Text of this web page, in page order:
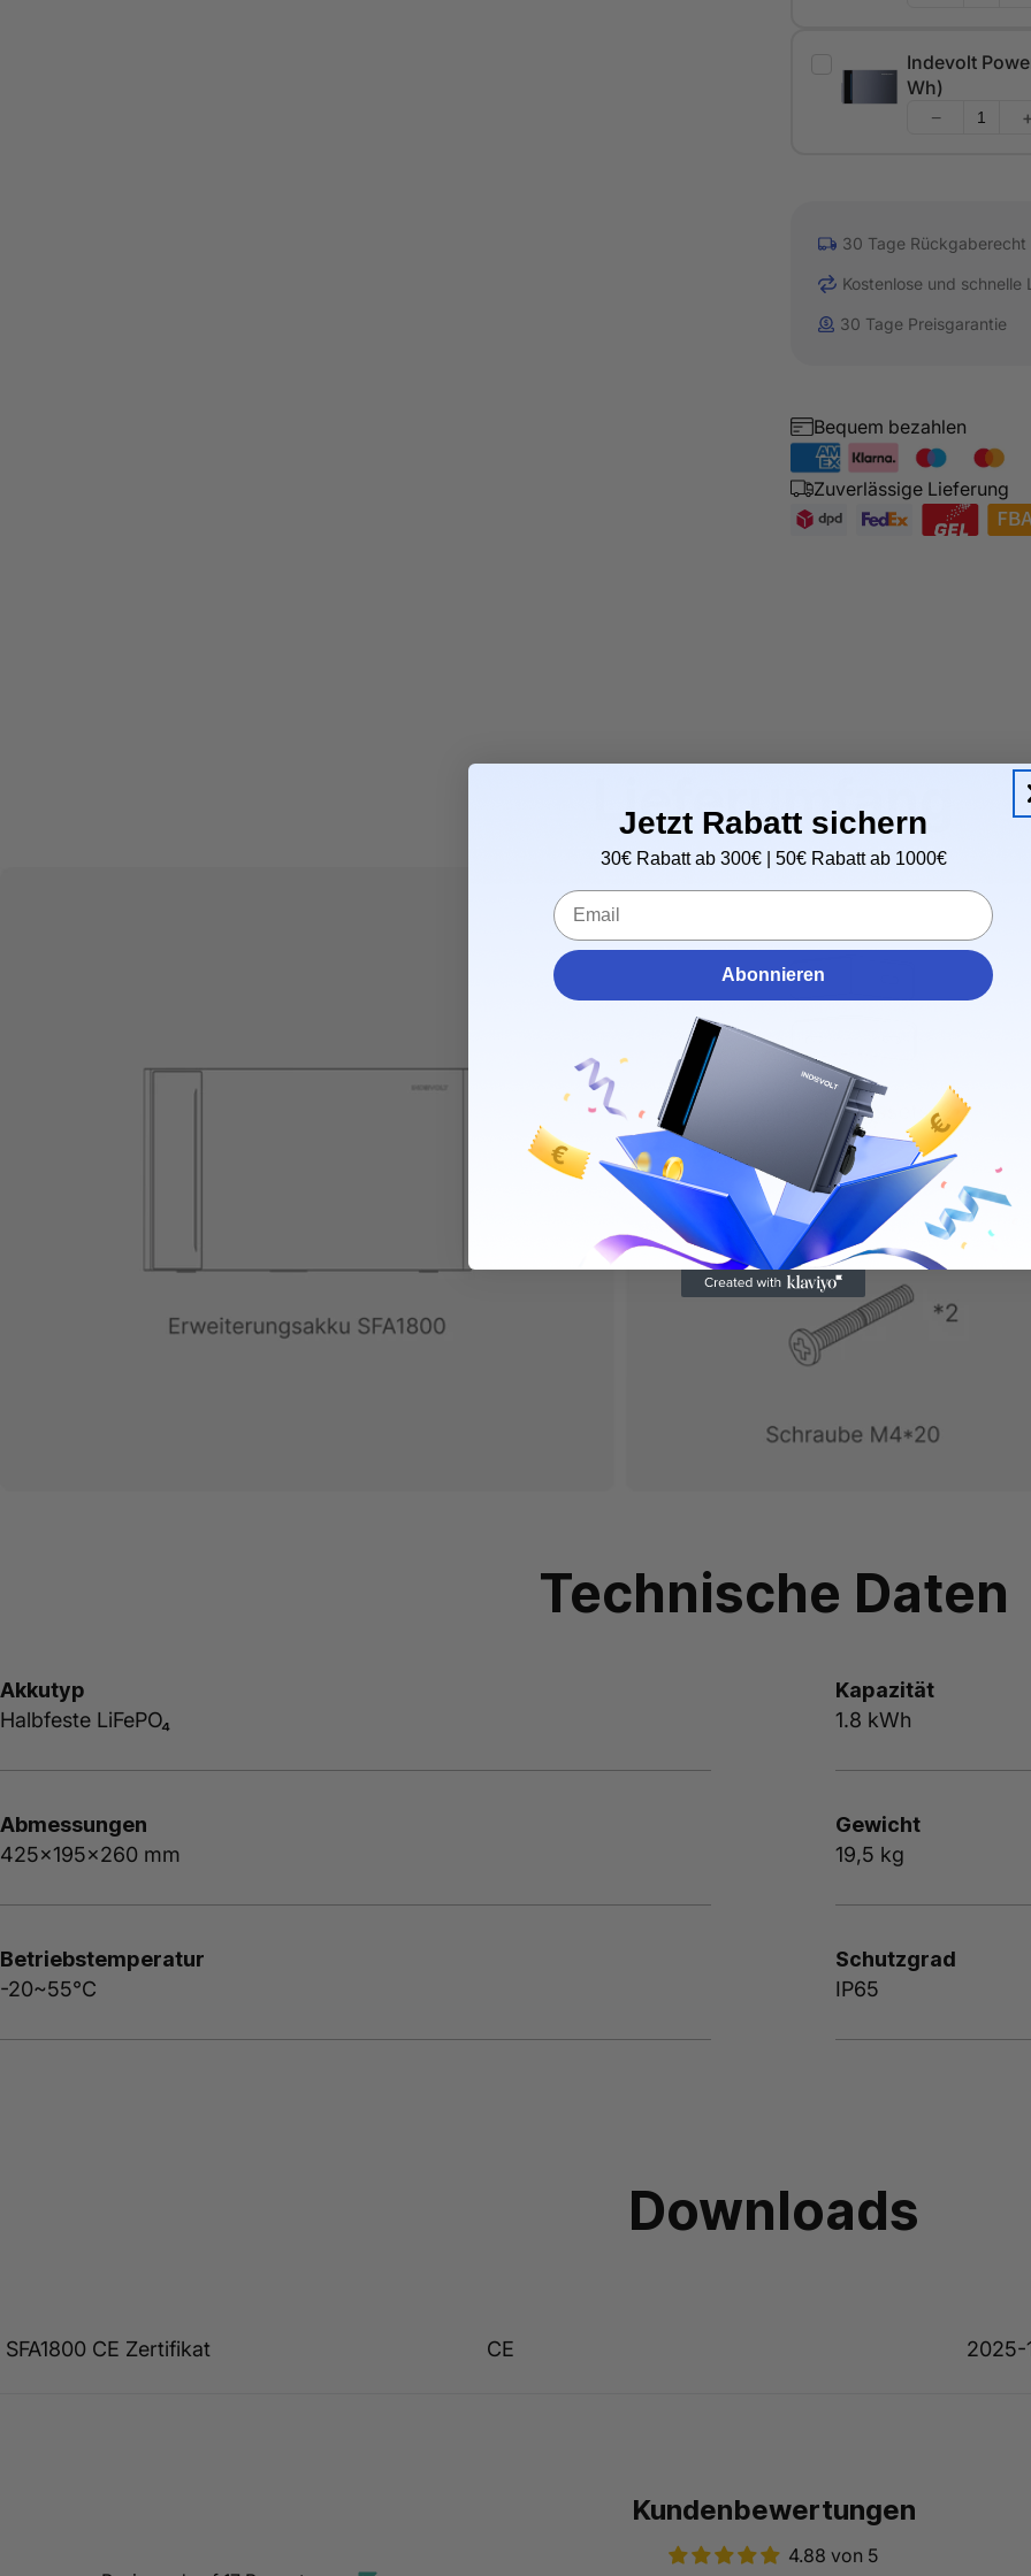
Indevolt
Wh)
−
+
30 Tage Rückgaberecht
Kostenlose und schnelle
30 Tage Preisgarantie
Bequem bezahlen
Zuverlässige Lieferung
Lieferumfang
Technische Daten
Akkutyp
Halbfeste LiFePO₄
Kapazität
1.8 kWh
Abmessungen
425x195x260 mm
Gewicht
19,5 kg
Betriebstemperatur
-20~55°C
Schutzgrad
IP65
Downloads
SFA1800 CE Zertifikat CE 2025-
Kundenbewertungen
4.88 von 5
Jetzt Rabatt sichern
30€ Rabatt ab 300€ | 50€ Rabatt ab 1000€
Email
Abonnieren